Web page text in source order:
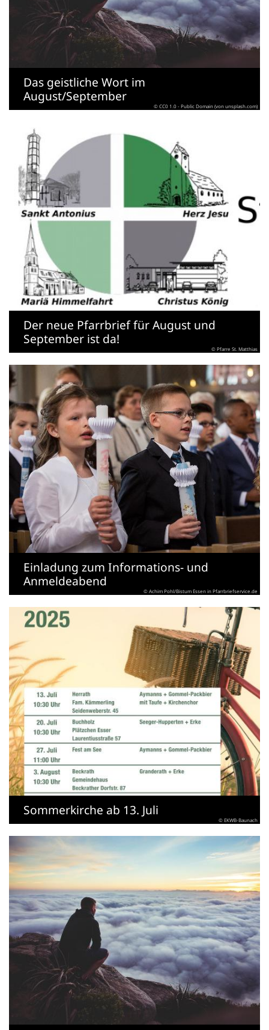
Das geistliche Wort im
August/September
© CC0 1.0 - Public Domain (von unsplash.com)
Der neue Pfarrbrief für August und
September ist da!
© Pfarre St. Matthias
Einladung zum Informations- und
Anmeldeabend
© Achim Pohl/Bistum Essen in Pfarrbriefservice.de
Sommerkirche ab 13. Juli
© EKWB-Baunach